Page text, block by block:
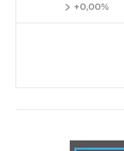
+0,00%